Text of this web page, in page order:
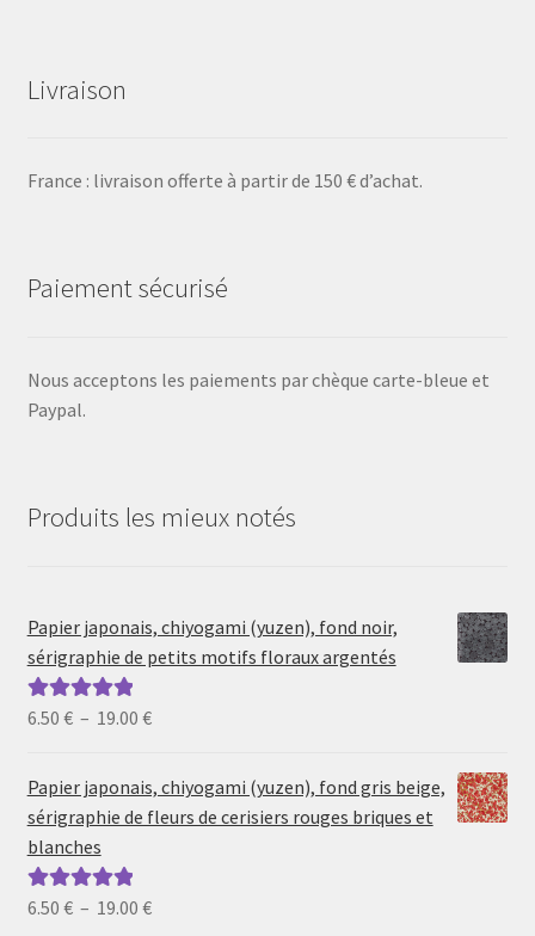
Livraison
France : livraison offerte à partir de 150 € d’achat.
Paiement sécurisé
Nous acceptons les paiements par chèque carte-bleue et
Paypal.
Produits les mieux notés
Papier japonais, chiyogami (yuzen), fond noir,
sérigraphie de petits motifs floraux argentés
Note5.00sur
6.50 € – 19.00 €Plage
prix :
6.50 €
Papier japonais, chiyogami (yuzen), fond gris beige,
sérigraphie de fleurs de cerisiers rouges briques et
blanches
Note5.00sur
6.50 € – 19.00 €Plage